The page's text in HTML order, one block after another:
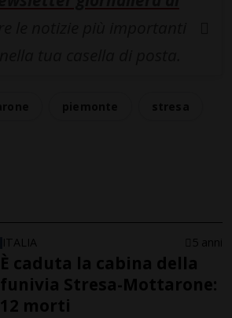
ITALIA 5 anni
È caduta la cabina della
funivia Stresa-Mottarone:
12 morti